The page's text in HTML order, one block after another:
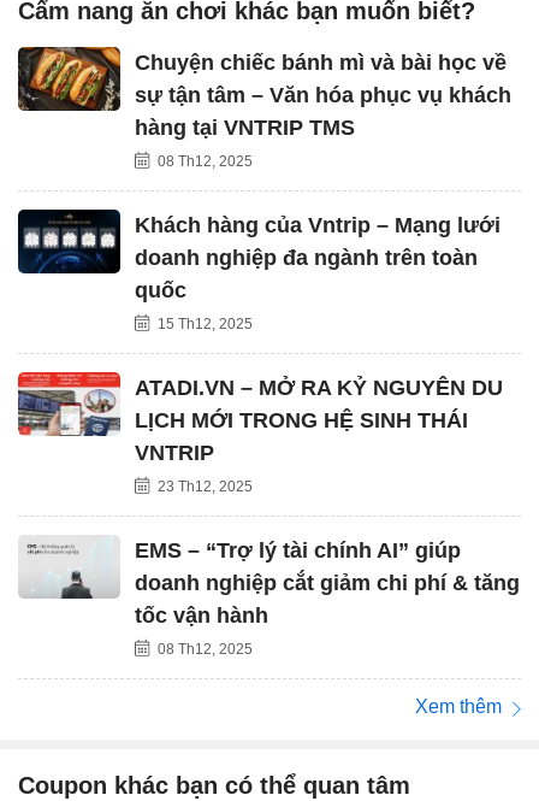
Cẩm nang ăn chơi khác bạn muốn biết?
Chuyện chiếc bánh mì và bài học về
sự tận tâm – Văn hóa phục vụ khách
hàng tại VNTRIP TMS
08 Th12, 2025
Khách hàng của Vntrip – Mạng lưới
doanh nghiệp đa ngành trên toàn
quốc
15 Th12, 2025
ATADI.VN – MỞ RA KỶ NGUYÊN DU
LỊCH MỚI TRONG HỆ SINH THÁI
VNTRIP
23 Th12, 2025
EMS – “Trợ lý tài chính AI” giúp
doanh nghiệp cắt giảm chi phí & tăng
tốc vận hành
08 Th12, 2025
Xem thêm
Coupon khác bạn có thể quan tâm